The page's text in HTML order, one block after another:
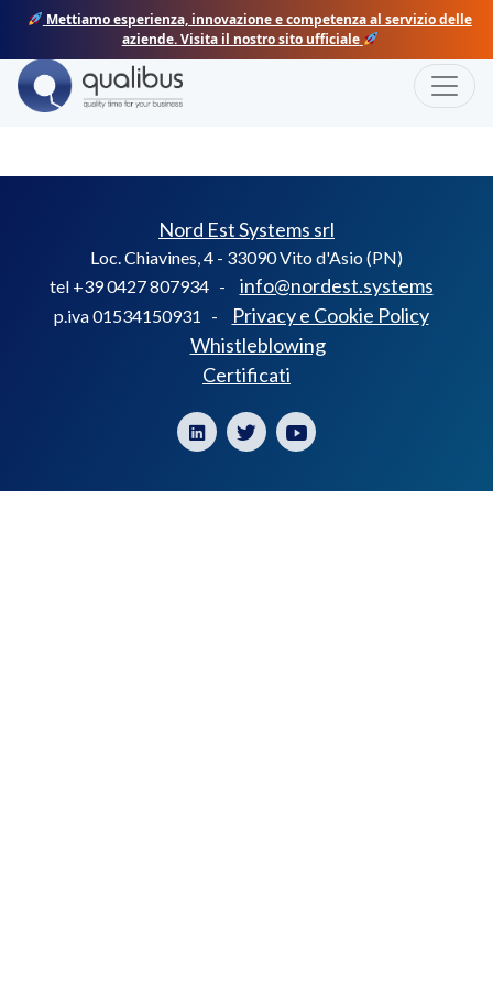
Skip
content
Mettiamo esperienza, innovazione e competenza al servizio delle
aziende. Visita il nostro sito ufficiale
TESSILBRENTA
Nord Est Systems srl
Loc. Chiavines, 4 - 33090 Vito d'Asio (PN)
tel +39 0427 807934 -
info@nordest.systems
p.iva 01534150931 -
Privacy e Cookie Policy
Whistleblowing
Certificati